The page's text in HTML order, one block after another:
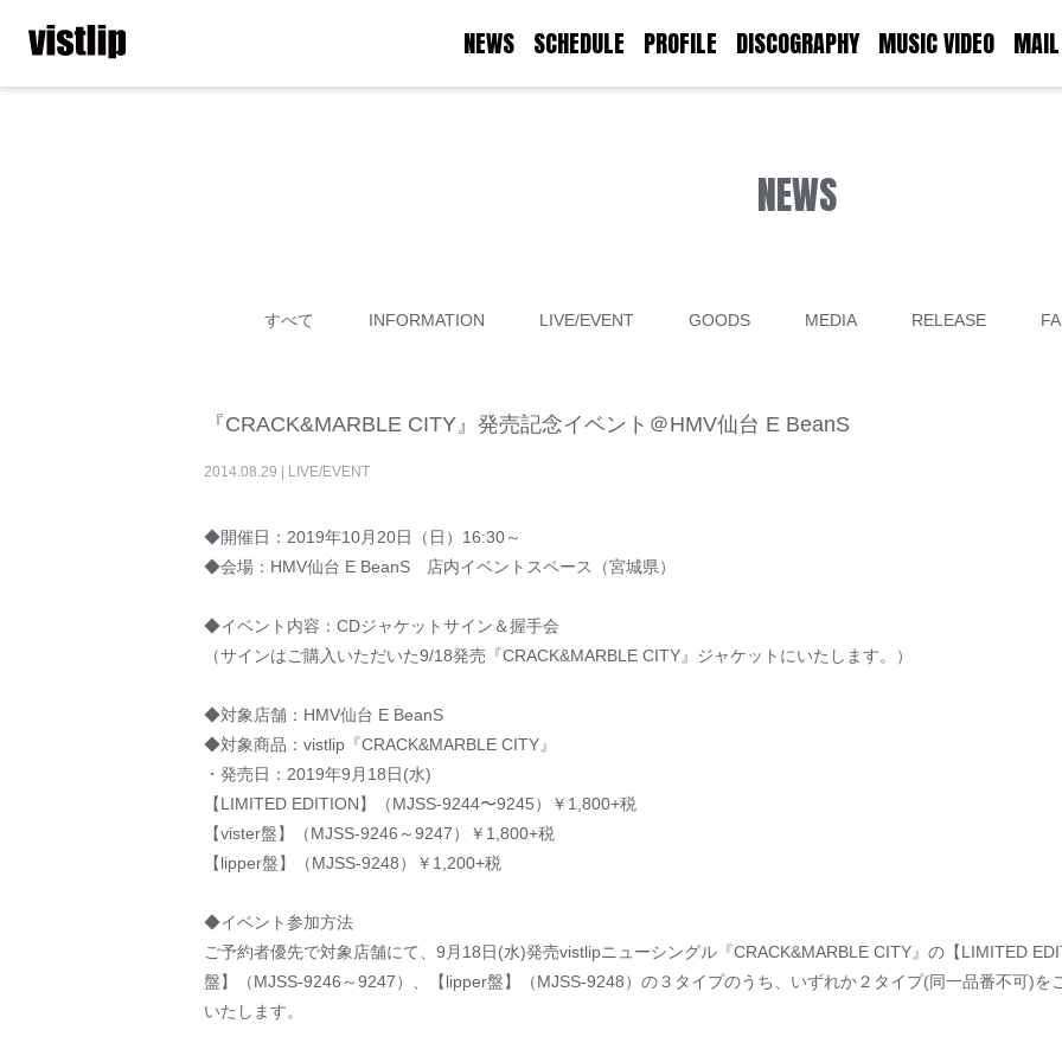
NEWS SCHEDULE PROFILE DISCOGRAPHY MUSIC VIDEO MAIL
NEWS
すべて INFORMATION LIVE/EVENT GOODS MEDIA RELEASE
『CRACK&MARBLE CITY』発売記念イベント＠HMV仙台 E BeanS
2014.08.29 LIVE/EVENT
◆開催日：2019年10月20日（日）16:30～
◆会場：HMV仙台 E BeanS 店内イベントスペース（宮城県）
◆イベント内容：CDジャケットサイン＆握手会
（サインはご購入いただいた9/18発売『CRACK&MARBLE CITY』ジャケットにいたします。）
◆対象店舗：HMV仙台 E BeanS
◆対象商品：vistlip『CRACK&MARBLE CITY』
・発売日：2019年9月18日(水)
【LIMITED EDITION】（MJSS-9244〜9245）￥1,800+税
【vister盤】（MJSS-9246～9247）￥1,800+税
【lipper盤】（MJSS-9248）￥1,200+税
◆イベント参加方法
ご予約者優先で対象店舗にて、9月18日(水)発売vistlipニューシングル『CRACK&MARBLE CITY』の【LIMITED
盤】（MJSS-9246～9247）、【lipper盤】（MJSS-9248）の３タイプのうち、いずれか２タイプ(同一品番不可)を
いたします。